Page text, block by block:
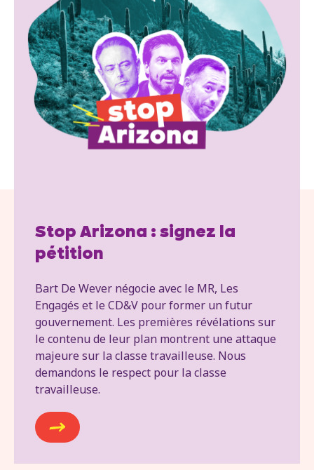
Stop Arizona : signez la
pétition
Bart De Wever négocie avec le MR, Les
Engagés et le CD&V pour former un futur
gouvernement. Les premières révélations sur
le contenu de leur plan montrent une attaque
majeure sur la classe travailleuse. Nous
demandons le respect pour la classe
travailleuse.